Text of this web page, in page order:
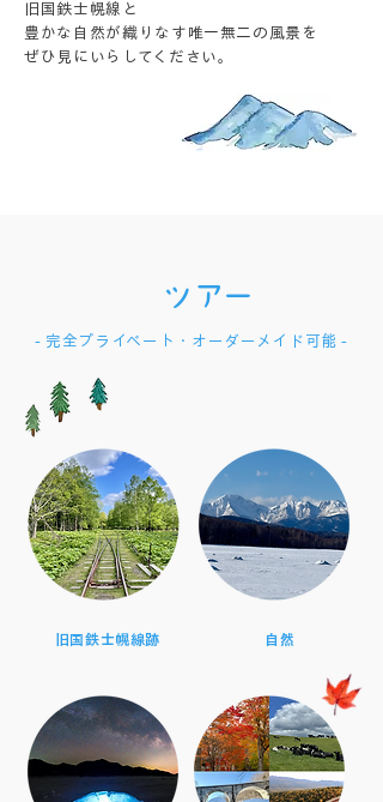
旧国鉄士幌線と
豊かな自然が織りなす唯一無二の風景を
ぜひ見にいらしてください。
ツアー
- 完全プライベート・オーダーメイド可能 -
旧国鉄士幌線跡 自然